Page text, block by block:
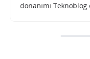
donanımı Teknoblog